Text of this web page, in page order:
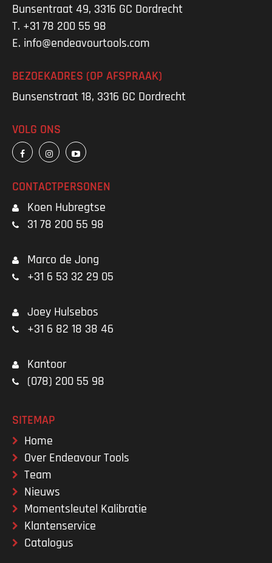
Bunsentraat 49, 3316 GC Dordrecht
T. +31 78 200 55 98
E. info@endeavourtools.com
BEZOEKADRES (OP AFSPRAAK)
Bunsenstraat 18, 3316 GC Dordrecht
VOLG ONS
CONTACTPERSONEN
Koen Hubregtse
31 78 200 55 98
Marco de Jong
+31 6 53 32 29 05
Joey Hulsebos
+31 6 82 18 38 46
Kantoor
(078) 200 55 98
SITEMAP
Home
Over Endeavour Tools
Team
Nieuws
Momentsleutel Kalibratie
Klantenservice
Catalogus